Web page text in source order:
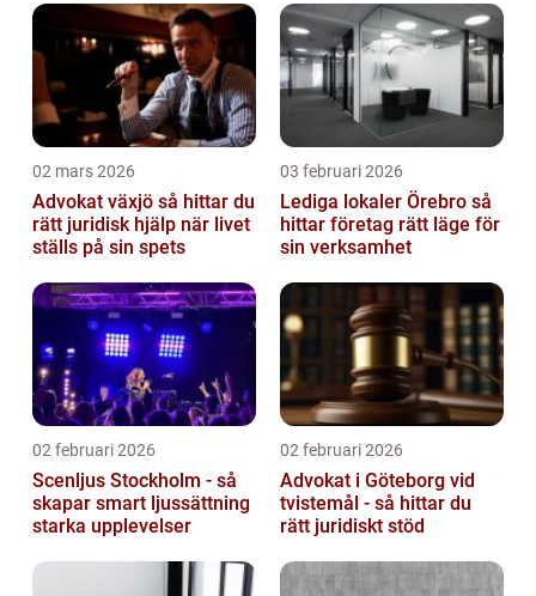
02 mars 2026
Advokat växjö så hittar du
rätt juridisk hjälp när livet
ställs på sin spets
03 februari 2026
Lediga lokaler Örebro så
hittar företag rätt läge för
sin verksamhet
02 februari 2026
Scenljus Stockholm - så
skapar smart ljussättning
starka upplevelser
02 februari 2026
Advokat i Göteborg vid
tvistemål - så hittar du
rätt juridiskt stöd